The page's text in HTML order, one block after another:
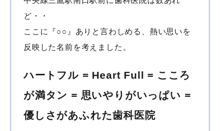
ど・・
ここに『○○』ありと言わしめる、熱い思いを
反映した名前を考えました。
ハートフル = Heart Full = こころ
が満タン = 思いやりがいっぱい =
優しさがあふれた歯科医院